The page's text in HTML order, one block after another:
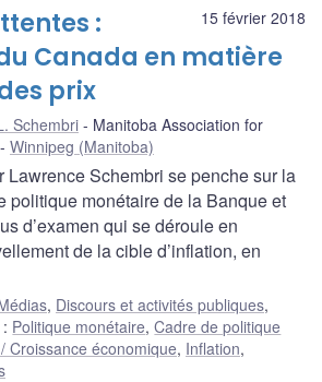
15 février 2018
:
Canada en matière
prix
Schembri
Manitoba Association for
Winnipeg (Manitoba)
Lawrence Schembri se penche sur la
politique monétaire de la Banque et
d’examen qui se déroule en
de la cible d’inflation, en
, Discours et activités publiques,
: Politique monétaire,Cadre de politique
Croissance économique, Inflation,